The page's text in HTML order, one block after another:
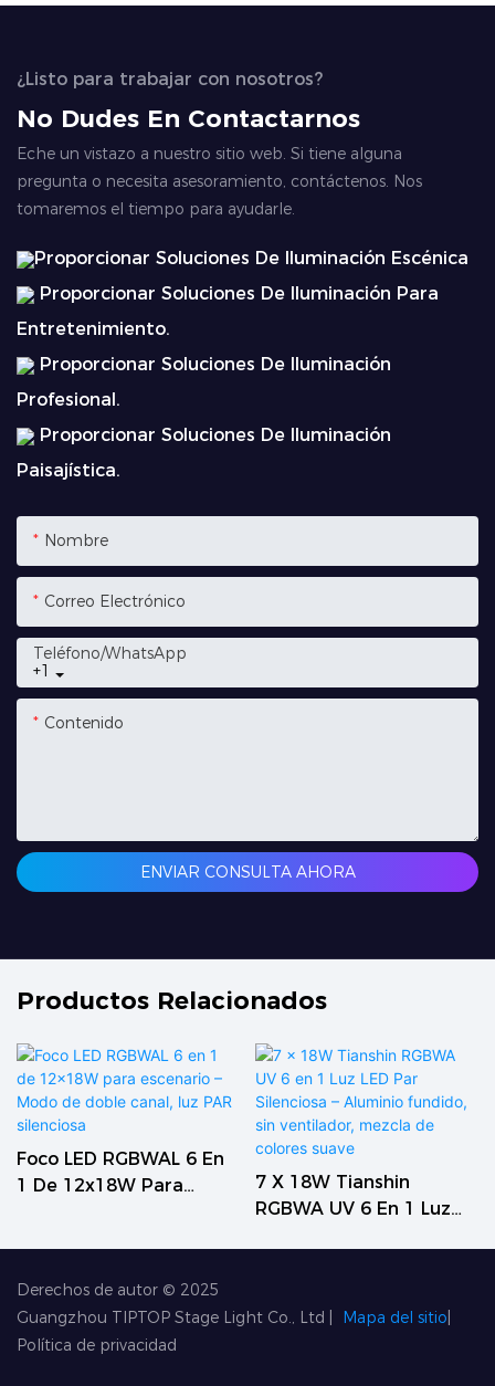
¿Listo para trabajar con nosotros?
No Dudes En Contactarnos
Eche un vistazo a nuestro sitio web. Si tiene alguna
pregunta o necesita asesoramiento, contáctenos. Nos
tomaremos el tiempo para ayudarle.
Proporcionar Soluciones De Iluminación Escénica
Proporcionar Soluciones De Iluminación Para
Entretenimiento.
Proporcionar Soluciones De Iluminación
Profesional.
Proporcionar Soluciones De Iluminación
Paisajística.
Nombre
Correo Electrónico
+1
Teléfono/WhatsApp
Contenido
ENVIAR CONSULTA AHORA
Productos Relacionados
Foco LED RGBWAL 6 En
1 De 12x18W Para
7 X 18W Tianshin
RGBWA UV 6 En 1 Luz
Colores Suave
Derechos de autor © 2025
Guangzhou TIPTOP Stage Light Co., Ltd
Mapa del sitio
Política de privacidad